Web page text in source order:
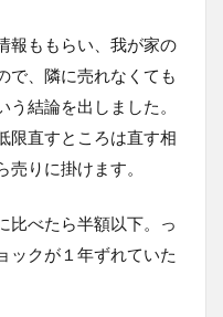
報ももらい、我が家の
で、隣に売れなくても
結論を出しました。
限直すところは直す相
りに掛けます。
比べたら半額以下。っ
ックが１年ずれていた